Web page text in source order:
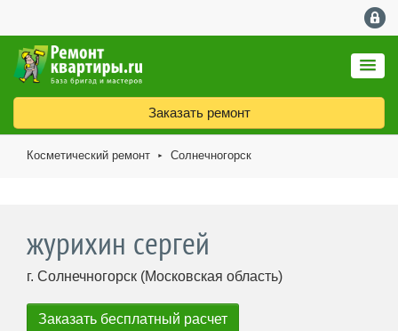
Заказать ремонт
Косметический ремонт ► Солнечногорск
журихин сергей
г. Солнечногорск (Московская область)